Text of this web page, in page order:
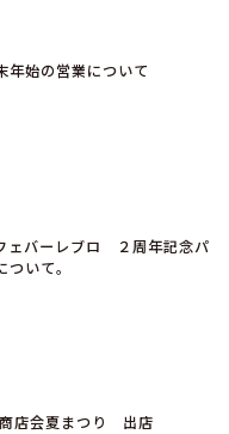
始の営業について
ェバーレブロ ２周年記念パ
いて。
店会夏まつり 出店